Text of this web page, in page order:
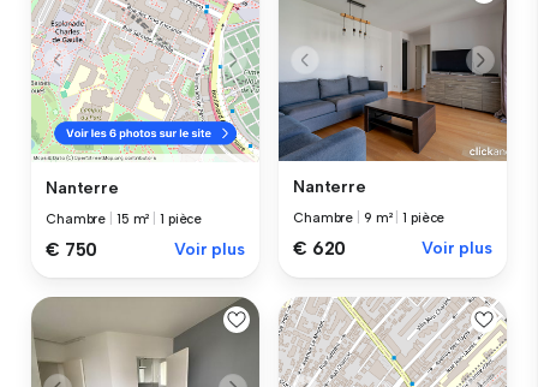
Nanterre
Chambre 15 m² |1 pièce
€ 750 Voir plus
Nanterre
Chambre 9 m² |1 pièce
€ 620 Voir plus